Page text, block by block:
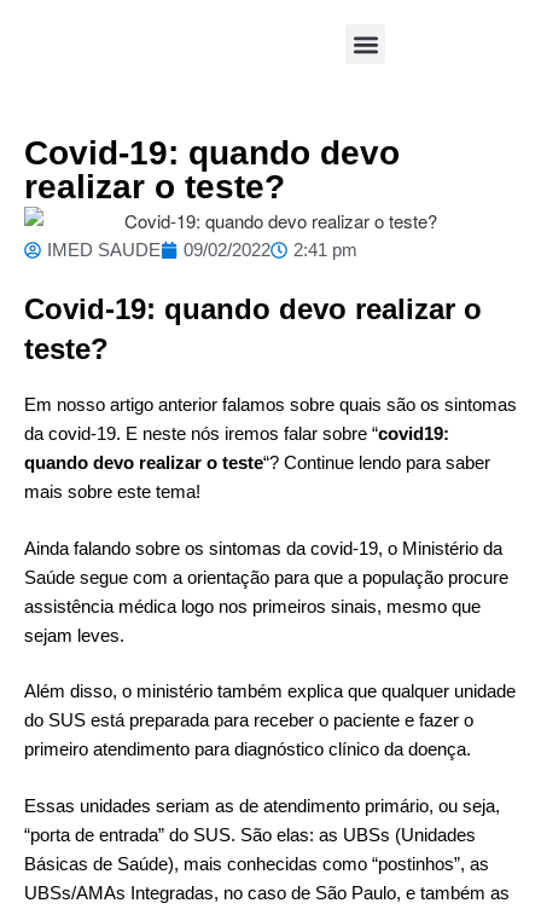
Covid-19: quando devo
realizar o teste?
IMED SAUDE 09/02/2022 2:41 pm
Covid-19: quando devo realizar o
teste?
Em nosso artigo anterior falamos sobre quais são os sintomas
da covid-19. E neste nós iremos falar sobre “covid19:
quando devo realizar o teste“? Continue lendo para saber
mais sobre este tema!
Ainda falando sobre os sintomas da covid-19, o Ministério da
Saúde segue com a orientação para que a população procure
assistência médica logo nos primeiros sinais, mesmo que
sejam leves.
Além disso, o ministério também explica que qualquer unidade
do SUS está preparada para receber o paciente e fazer o
primeiro atendimento para diagnóstico clínico da doença.
Essas unidades seriam as de atendimento primário, ou seja,
“porta de entrada” do SUS. São elas: as UBSs (Unidades
Básicas de Saúde), mais conhecidas como “postinhos”, as
UBSs/AMAs Integradas, no caso de São Paulo, e também as